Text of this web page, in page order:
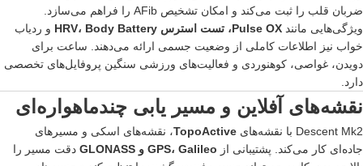
ضربان قلب را ثبت می‌کند و امکان تشخیص AFib را فراهم می‌سازد.
ویژگی‌هایی مانند Pulse OX، تست استرس HRV، Body Battery
و ردیاب
خواب نیز اطلاعات کاملی از وضعیت جسمی ارائه می‌دهند. ساعت برای
دویدن، غواصی، کوهنوردی و فعالیت‌های ورزشی سنگین پروفایل‌های تخصصی
دارد.
نقشه‌های آفلاین و مسیر یابی چندماهواره‌ای
Descent Mk2 با نقشه‌های TopoActive، نقشه‌های اسکی و مسیرهای
جاده‌ای کار می‌کند. پشتیبانی از GPS، Galileo و GLONASS
دقت مسیر را